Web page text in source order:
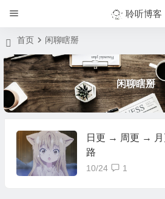
聆听博客
首页 闲聊瞎掰
闲聊瞎掰
日更 → 周更 →
路
10/24 1